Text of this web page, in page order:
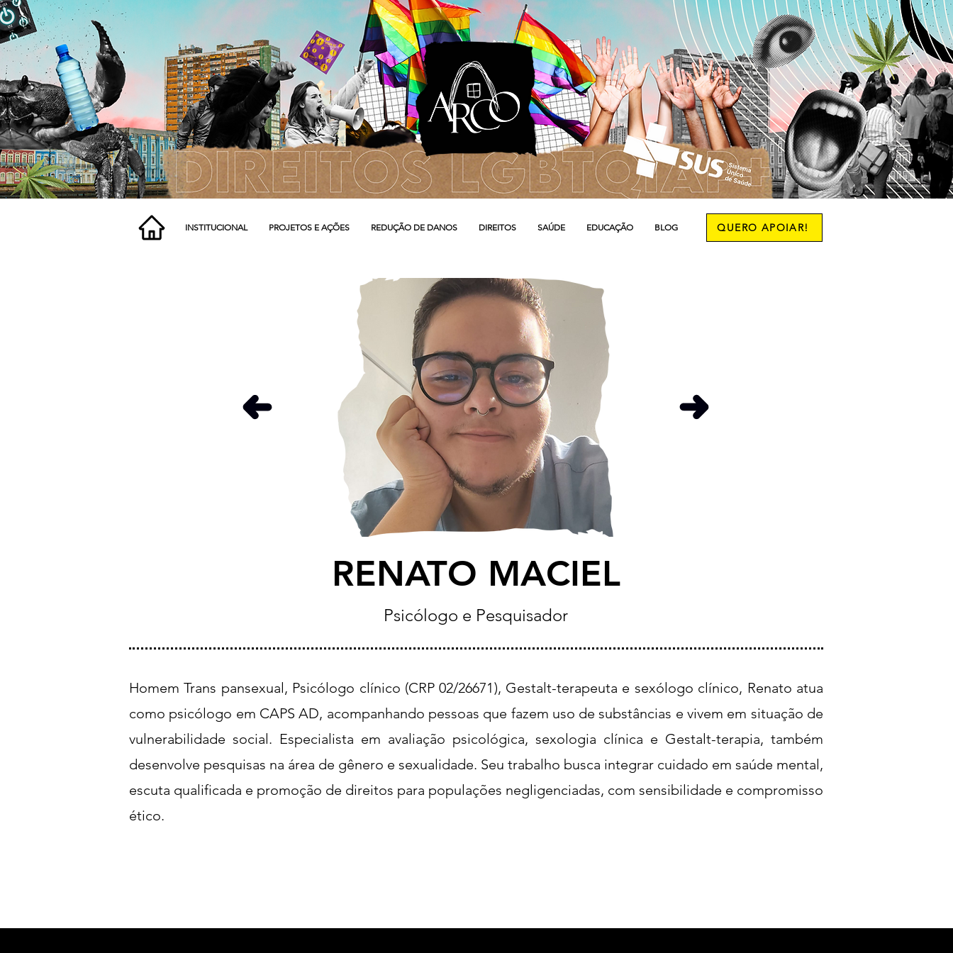
INSTITUCIONAL PROJETOS E AÇÕES REDUÇÃO DE DANOS DIREITOS SAÚDE EDUCAÇÃO BLOG QUERO APOIAR!
RENATO MACIEL
Psicólogo e Pesquisador
Homem Trans pansexual, Psicólogo clínico (CRP 02/26671), Gestalt-terapeuta e sexólogo clínico, Renato atua
como psicólogo em CAPS AD, acompanhando pessoas que fazem uso de substâncias e vivem em situação de
vulnerabilidade social. Especialista em avaliação psicológica, sexologia clínica e Gestalt-terapia, também
desenvolve pesquisas na área de gênero e sexualidade. Seu trabalho busca integrar cuidado em saúde mental,
escuta qualificada e promoção de direitos para populações negligenciadas, com sensibilidade e compromisso
ético.